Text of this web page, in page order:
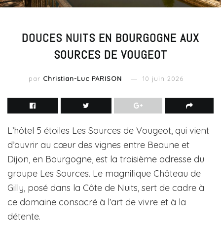
DOUCES NUITS EN BOURGOGNE AUX
SOURCES DE VOUGEOT
par Christian-Luc PARISON 10 juin 2026
L’hôtel 5 étoiles Les Sources de Vougeot, qui vient
d’ouvrir au cœur des vignes entre Beaune et
Dijon, en Bourgogne, est la troisième adresse du
groupe Les Sources. Le magnifique Château de
Gilly, posé dans la Côte de Nuits, sert de cadre à
ce domaine consacré à l’art de vivre et à la
détente.